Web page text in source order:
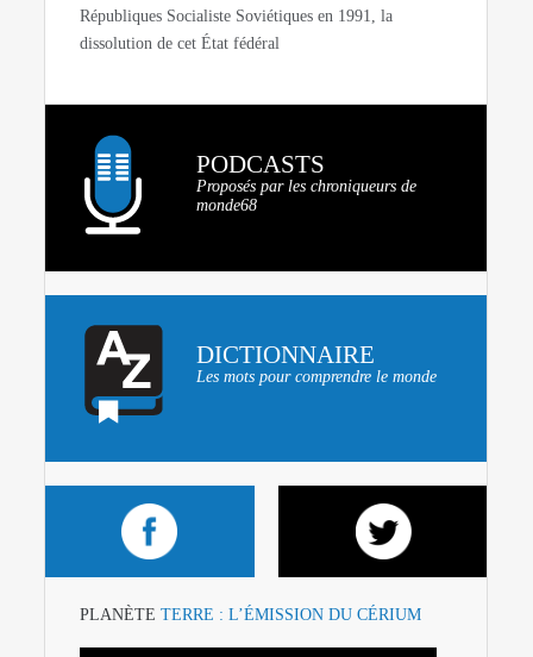
Républiques Socialiste Soviétiques en 1991, la
dissolution de cet État fédéral
PODCASTS
Proposés par les chroniqueurs de
monde68
DICTIONNAIRE
Les mots pour comprendre le monde
PLANÈTE TERRE : L’ÉMISSION DU CÉRIUM